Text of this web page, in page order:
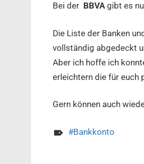
Bei der BBVAgibt es
Die Liste der Banken
vollständig abgedeckt
Aber ich hoffe ich
erleichtern die für euch
Gern können auch
Bankkonto